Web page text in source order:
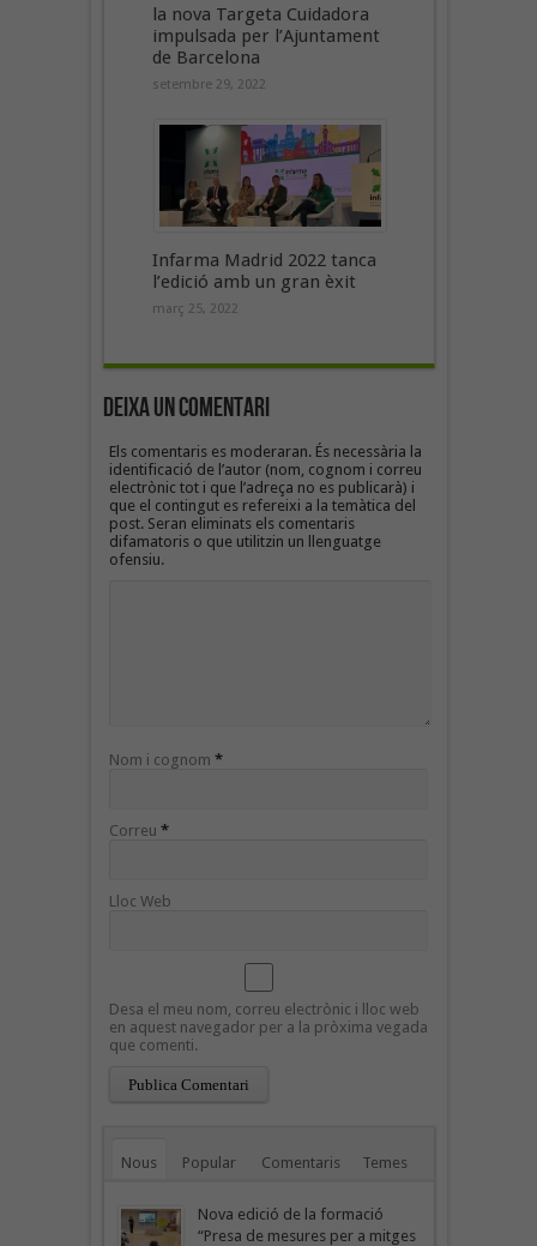
la nova Targeta Cuidadora
impulsada per l’Ajuntament
de Barcelona
setembre 29, 2022
Infarma Madrid 2022 tanca
l’edició amb un gran èxit
març 25, 2022
Deixa un Comentari
Els comentaris es moderaran. És necessària la
identificació de l’autor (nom, cognom i correu
electrònic tot i que l’adreça no es publicarà) i
que el contingut es refereixi a la temàtica del
post. Seran eliminats els comentaris
difamatoris o que utilitzin un llenguatge
ofensiu.
Nom i cognom *
Correu *
Lloc Web
Desa el meu nom, correu electrònic i lloc web
en aquest navegador per a la pròxima vegada
que comenti.
Nous Popular Comentaris Temes
Nova edició de la formació
“Presa de mesures per a mitges